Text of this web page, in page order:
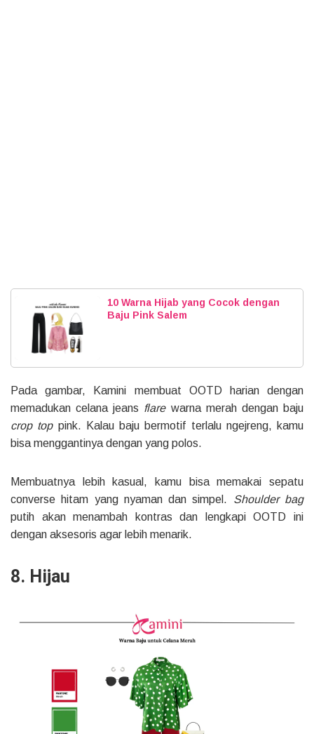
10 Warna Hijab yang Cocok dengan
Baju Pink Salem
Pada gambar, Kamini membuat OOTD harian dengan
memadukan celana jeans flare warna merah dengan baju
crop toppink. Kalau baju bermotif terlalu ngejreng, kamu
bisa menggantinya dengan yang polos.
Membuatnya lebih kasual, kamu bisa memakai sepatu
converse hitam yang nyaman dan simpel. Shoulder bag
putih akan menambah kontras dan lengkapi OOTD ini
dengan aksesoris agar lebih menarik.
8. Hijau